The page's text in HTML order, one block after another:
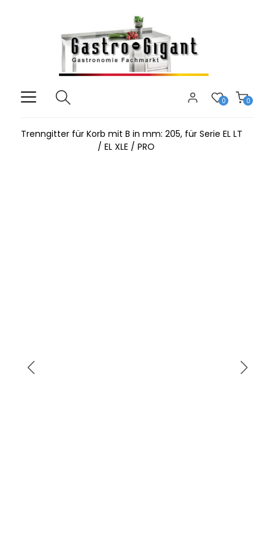
0
0
Trenngitter für Korb mit B in mm: 205, für Serie EL LT
/ EL XLE / PRO